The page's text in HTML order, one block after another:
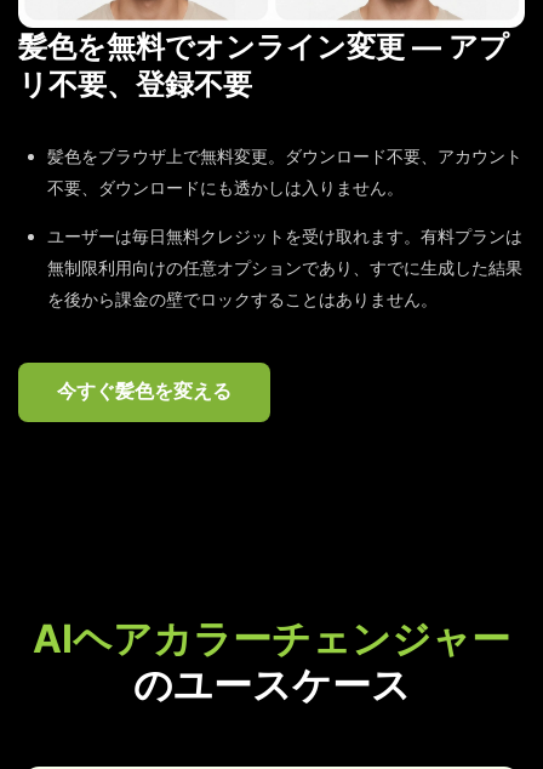
髪色を無料でオンライン変更 — アプ
リ不要、登録不要
髪色をブラウザ上で無料変更。ダウンロード不要、アカウント
不要、ダウンロードにも透かしは入りません。
ユーザーは毎日無料クレジットを受け取れます。有料プランは
無制限利用向けの任意オプションであり、すでに生成した結果
を後から課金の壁でロックすることはありません。
今すぐ髪色を変える
AIヘアカラーチェンジャー
のユースケース